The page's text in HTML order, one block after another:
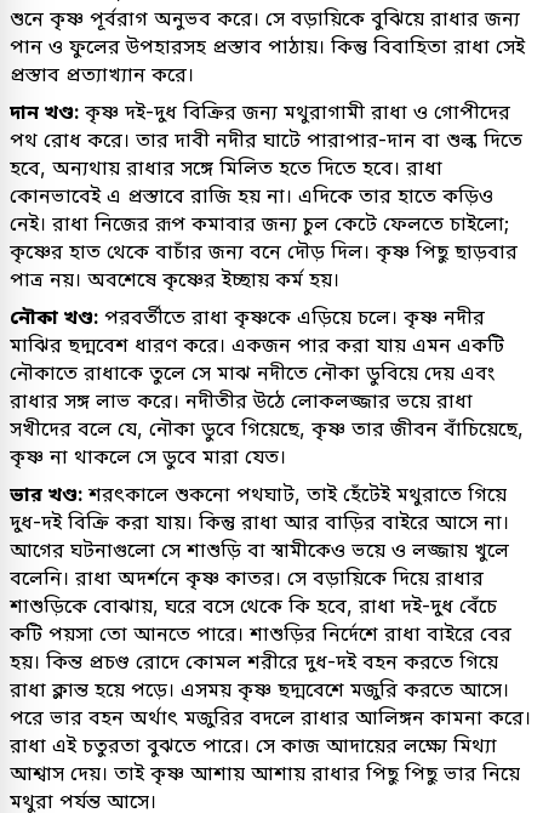
শুনে কৃষ্ণ পূর্বরাগ অনুভব করে। সে বড়ায়িকে বুঝিয়ে রাধার জন্য
পান ও ফুলের উপহারসহ প্রস্তাব পাঠায়। কিন্তু বিবাহিতা রাধা সেই
প্রস্তাব প্রত্যাখ্যান করে।
দান খণ্ড: কৃষ্ণ দই-দুধ বিক্রির জন্য মথুরাগামী রাধা ও গোপীদের
পথ রোধ করে। তার দাবী নদীর ঘাটে পারাপার-দান বা শুল্ক দিতে
হবে, অন্যথায় রাধার সঙ্গে মিলিত হতে দিতে হবে। রাধা
কোনভাবেই এ প্রস্তাবে রাজি হয় না। এদিকে তার হাতে কড়িও
নেই। রাধা নিজের রূপ কমাবার জন্য চুল কেটে ফেলতে চাইলো;
কৃষ্ণের হাত থেকে বাচাঁর জন্য বনে দৌড় দিল। কৃষ্ণ পিছু ছাড়বার
পাত্র নয়। অবশেষে কৃষ্ণের ইচ্ছায় কর্ম হয়।
নৌকা খণ্ড: পরবর্তীতে রাধা কৃষ্ণকে এড়িয়ে চলে। কৃষ্ণ নদীর
মাঝির ছদ্মবেশ ধারণ করে। একজন পার করা যায় এমন একটি
নৌকাতে রাধাকে তুলে সে মাঝ নদীতে নৌকা ডুবিয়ে দেয় এবং
রাধার সঙ্গ লাভ করে। নদীতীর উঠে লোকলজ্জার ভয়ে রাধা
সখীদের বলে যে, নৌকা ডুবে গিয়েছে, কৃষ্ণ তার জীবন বাঁচিয়েছে,
কৃষ্ণ না থাকলে সে ডুবে মারা যেত।
ভার খণ্ড:শরৎকালে শুকনো পথঘাট, তাই হেঁটেই মথুরাতে গিয়ে
দুধ-দই বিক্রি করা যায়। কিন্তু রাধা আর বাড়ির বাইরে আসে না।
আগের ঘটনাগুলো সে শাশুড়ি বা স্বামীকেও ভয়ে ও লজ্জায় খুলে
বলেনি। রাধা অদর্শনে কৃষ্ণ কাতর। সে বড়ায়িকে দিয়ে রাধার
শাশুড়িকে বোঝায়, ঘরে বসে থেকে কি হবে, রাধা দই-দুধ বেঁচে
কটি পয়সা তো আনতে পারে। শাশুড়ির নির্দেশে রাধা বাইরে বের
হয়। কিন্ত প্রচণ্ড রোদে কোমল শরীরে দুধ-দই বহন করতে গিয়ে
রাধা ক্লান্ত হয়ে পড়ে। এসময় কৃষ্ণ ছদ্মবেশে মজুরি করতে আসে।
পরে ভার বহন অর্থাৎ মজুরির বদলে রাধার আলিঙ্গন কামনা করে।
রাধা এই চতুরতা বুঝতে পারে। সে কাজ আদায়ের লক্ষ্যে মিথ্যা
আশ্বাস দেয়। তাই কৃষ্ণ আশায় আশায় রাধার পিছু পিছু ভার নিয়ে
মথুরা পর্যন্ত আসে।